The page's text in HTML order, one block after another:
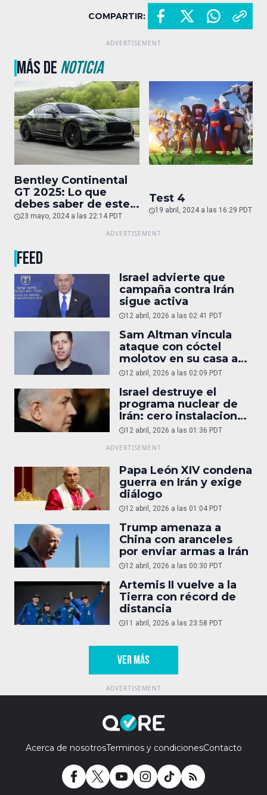
COMPARTIR:
MÁS DENOTICIA
Bentley Continental
GT 2025: Lo que
debes saber de este
auto de superlujo
23 mayo, 2024 a las 22:14 PDT
Test 4
19 abril, 2024 a las 16:29 PDT
FEED
Israel advierte que
campaña contra Irán
sigue activa
12 abril, 2026 a las 02:41 PDT
Sam Altman vincula
ataque con cóctel
molotov en su casa a
reportaje
12 abril, 2026 a las 02:09 PDT
Israel destruye el
programa nuclear de
Irán: cero instalaciones
operativas
12 abril, 2026 a las 01:36 PDT
Papa León XIV condena
guerra en Irán y exige
diálogo
12 abril, 2026 a las 01:04 PDT
Trump amenaza a
China con aranceles
por enviar armas a Irán
12 abril, 2026 a las 00:30 PDT
Artemis II vuelve a la
Tierra con récord de
distancia
11 abril, 2026 a las 23:58 PDT
VER MÁS
Acerca de nosotrosTerminos y condicionesContacto